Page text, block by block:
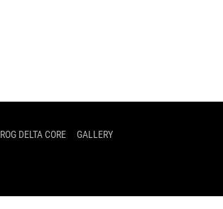
ROG DELTA CORE GALLERY